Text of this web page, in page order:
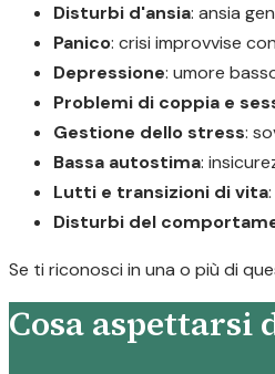
Disturbi d'ansia: ansia
Panico: crisi improvvise
Depressione: umore
Problemi di coppia e
Gestione dello stress:
Bassa autostima:
Lutti e transizioni di vita
Disturbi del
Se ti riconosci in una o più di
Cosa aspettarsi